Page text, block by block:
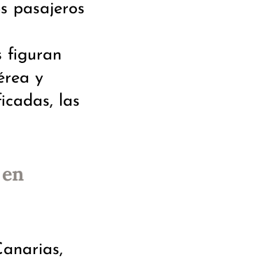
pasajeros
figuran
y
las